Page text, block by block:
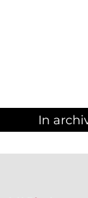
In